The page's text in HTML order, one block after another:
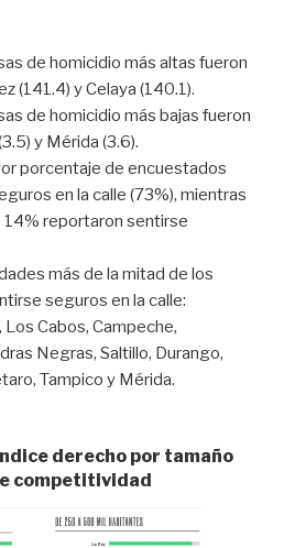
de homicidio más altas fueron
(141.4) y Celaya (140.1).
de homicidio más bajas fueron
y Mérida (3.6).
porcentaje de encuestados
en la calle (73%), mientras
14% reportaron sentirse
más de la mitad de los
seguros en la calle:
Cabos, Campeche,
Negras, Saltillo, Durango,
Tampico y Mérida.
derecho por tamaño
competitividad